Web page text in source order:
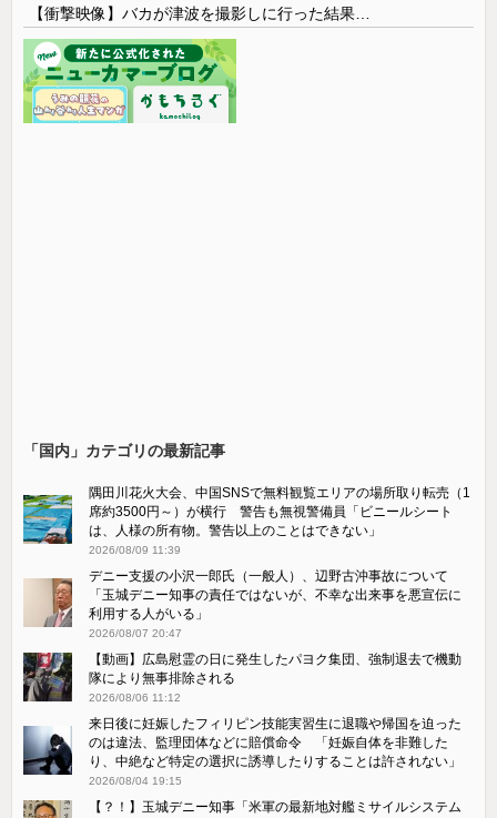
【衝撃映像】バカが津波を撮影しに行った結果…
「国内」カテゴリの最新記事
隅田川花火大会、中国SNSで無料観覧エリアの場所取り転売（1
席約3500円～）が横行 警告も無視警備員「ビニールシート
は、人様の所有物。警告以上のことはできない」
2026/08/09 11:39
デニー支援の小沢一郎氏（一般人）、辺野古沖事故について
「玉城デニー知事の責任ではないが、不幸な出来事を悪宣伝に
利用する人がいる」
2026/08/07 20:47
【動画】広島慰霊の日に発生したパヨク集団、強制退去で機動
隊により無事排除される
2026/08/06 11:12
来日後に妊娠したフィリピン技能実習生に退職や帰国を迫った
のは違法、監理団体などに賠償命令 「妊娠自体を非難した
り、中絶など特定の選択に誘導したりすることは許されない」
2026/08/04 19:15
【？！】玉城デニー知事「米軍の最新地対艦ミサイルシステム